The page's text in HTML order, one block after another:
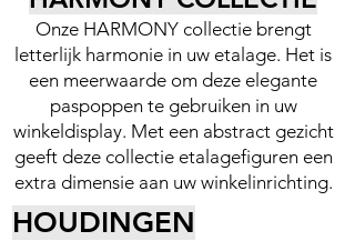
Onze HARMONY collectie brengt
letterlijk harmonie in uw etalage. Het is
een meerwaarde om deze elegante
paspoppen te gebruiken in uw
winkeldisplay. Met een abstract gezicht
geeft deze collectie etalagefiguren een
extra dimensie aan uw winkelinrichting.
HOUDINGEN